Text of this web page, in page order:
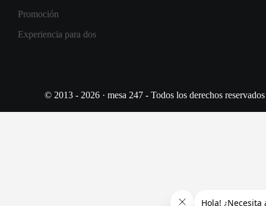
Promoción
Experiencia para dos
© 2013 - 2026 · mesa 247 - Todos los derechos reservados